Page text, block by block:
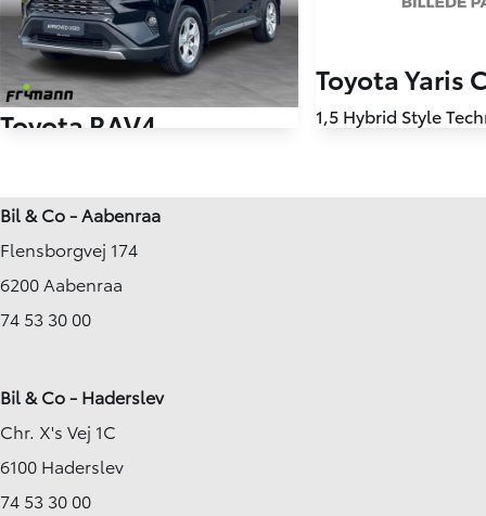
Toyota RAV4
2019
Benzin
KONTANT
Toyota Yaris
Bil & Co - Aabenraa
Flensborgvej 174
6200 Aabenraa
74 53 30 00
Bil & Co - Haderslev
Chr. X's Vej 1C
6100 Haderslev
74 53 30 00